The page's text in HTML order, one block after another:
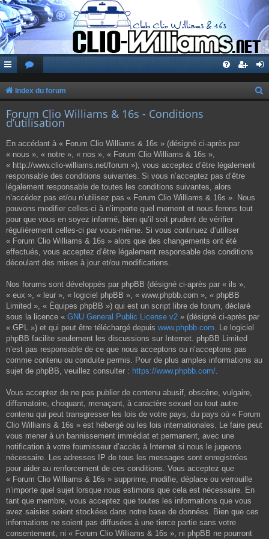
Index du forum
Forum Clio Williams & 16s - Conditions
d’utilisation
En accédant à « Forum Clio Williams & 16s » (désigné ci-après par
« nous », « notre », « nos », « Forum Clio Williams & 16s »,
« http://www.clio-williams.net/forum »), vous acceptez d’être légalement
responsable des conditions suivantes. Si vous n’acceptez pas d’être
légalement responsable de toutes les conditions suivantes, alors
n’accédez pas et/ou n’utilisez pas « Forum Clio Williams & 16s ». Nous
pouvons modifier celles-ci à n’importe quel moment et nous ferons tout
pour que vous en soyez informé, bien qu’il soit prudent de vérifier
régulièrement celles-ci par vous-même. Si vous continuez d’utiliser
« Forum Clio Williams & 16s » alors que des changements ont été
effectués, vous acceptez d’être légalement responsable des conditions
découlant des mises à jour et/ou modifications.
Nos forums sont développés par phpBB (désigné ci-après par « ils »,
« eux », « leur », « logiciel phpBB », « www.phpbb.com », « phpBB
Limited », « Équipes phpBB ») qui est un script libre de forum, déclaré
sous la licence « GNU General Public License v2 » (désigné ci-après par
« GPL ») et qui peut être téléchargé depuis www.phpbb.com. Le logiciel
phpBB facilite seulement les discussions sur Internet. phpBB Limited
n’est pas responsable de ce que nous acceptons ou n’acceptons pas
comme contenu ou conduite permis. Pour de plus amples informations au
sujet de phpBB, veuillez consulter : https://www.phpbb.com/.
Vous acceptez de ne pas publier de contenu abusif, obscène, vulgaire,
diffamatoire, choquant, menaçant, à caractère sexuel ou tout autre
contenu qui peut transgresser les lois de votre pays, du pays où « Forum
Clio Williams & 16s » est hébergé ou les lois internationales. Le faire peut
vous mener à un bannissement immédiat et permanent, avec une
notification à votre fournisseur d’accès à Internet si nous le jugeons
nécessaire. Les adresses IP de tous les messages sont enregistrées
pour aider au renforcement de ces conditions. Vous acceptez que
« Forum Clio Williams & 16s » supprime, modifie, déplace ou verrouille
n’importe quel sujet lorsque nous estimons que cela est nécessaire. En
tant que membre, vous acceptez que toutes les informations que vous
avez saisies soient stockées dans notre base de données. Bien que ces
informations ne soient pas diffusées à une tierce partie sans votre
consentement, ni « Forum Clio Williams & 16s », ni phpBB ne pourront